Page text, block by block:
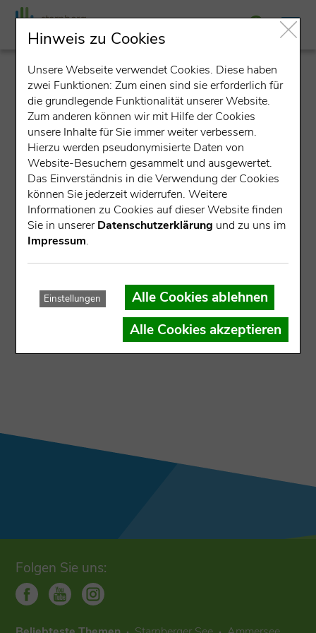
detail
Datensatz nicht gefunden.
Für die angegebene ID konnte kein Datensatz gefunden
werden.
Die Veranstaltung ist bereits abgelaufen
Der Datensatz ist dem Ausgabekanal nicht
Folgen Sie uns:
Hinweis zu Cookies
Unsere Webseite verwendet Cookies. Diese haben
zwei Funktionen: Zum einen sind sie erforderlich für
die grundlegende Funktionalität unserer Website.
Zum anderen können wir mit Hilfe der Cookies
unsere Inhalte für Sie immer weiter verbessern.
Hierzu werden pseudonymisierte Daten von
Website-Besuchern gesammelt und ausgewertet.
Das Einverständnis in die Verwendung der Cookies
können Sie jederzeit widerrufen. Weitere
Informationen zu Cookies auf dieser Website finden
Sie in unsererDatenschutzerklärung und zu uns im
Impressum.
Einstellungen
Alle Cookies ablehnen
Alle Cookies akzeptieren